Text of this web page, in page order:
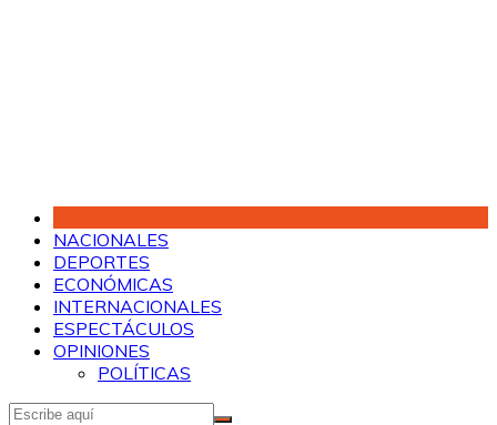
NACIONALES
DEPORTES
ECONÓMICAS
INTERNACIONALES
ESPECTÁCULOS
OPINIONES
POLÍTICAS